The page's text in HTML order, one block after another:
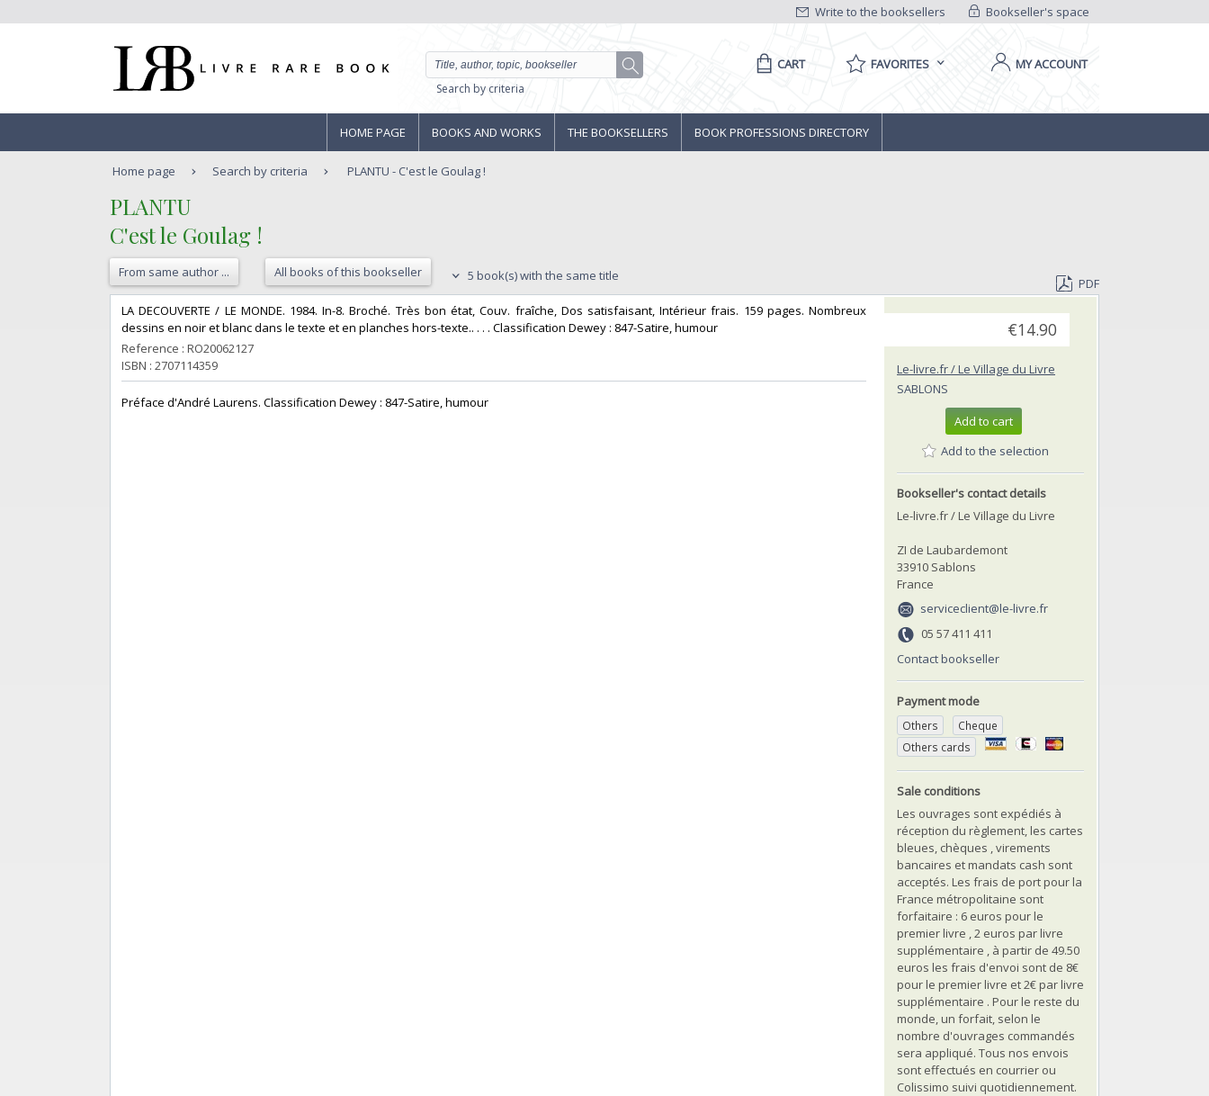
Bookseller's space
Write to the booksellers
Search by criteria
CART FAVORITES MY ACCOUNT
HOME PAGE BOOKS AND WORKS THE BOOKSELLERS BOOK PROFESSIONS DIRECTORY
Home page Search by criteria PLANTU - C'est le Goulag !
‎PLANTU‎
‎C'est le Goulag !‎
From same author ... All books of this bookseller 5 book(s) with the same title
PDF
‎LA DECOUVERTE / LE MONDE. 1984. In-8. Broché. Très bon état, Couv. fraîche, Dos satisfaisant, Intérieur frais. 159 pages. Nombreux
dessins en noir et blanc dans le texte et en planches hors-texte.. . . . Classification Dewey : 847-Satire, humour‎
Reference : RO20062127
ISBN : 2707114359
‎Préface d'André Laurens. Classification Dewey : 847-Satire, humour‎
€14.90
Le-livre.fr / Le Village du Livre
SABLONS
Add to cart
Add to the selection
Bookseller's contact details
Le-livre.fr / Le Village du Livre
ZI de Laubardemont
33910 Sablons
France
serviceclient@le-livre.fr
05 57 411 411
Contact bookseller
Payment mode
Others
Cheque
Others cards
Sale conditions
Les ouvrages sont expédiés à
réception du règlement, les cartes
bleues, chèques , virements
bancaires et mandats cash sont
acceptés. Les frais de port pour la
France métropolitaine sont
forfaitaire : 6 euros pour le
premier livre , 2 euros par livre
supplémentaire , à partir de 49.50
euros les frais d'envoi sont de 8€
pour le premier livre et 2€ par livre
supplémentaire . Pour le reste du
monde, un forfait, selon le
nombre d'ouvrages commandés
sera appliqué. Tous nos envois
sont effectués en courrier ou
Colissimo suivi quotidiennement.